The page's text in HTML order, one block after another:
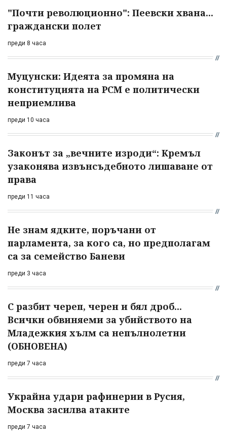
"Почти революционно": Пеевски хвана...
граждански полет
преди 8 часа
Муцунски: Идеята за промяна на
конституцията на РСМ е политически
неприемлива
преди 10 часа
Законът за „вечните изроди“: Кремъл
узаконява извънсъдебното лишаване от
права
преди 11 часа
Не знам ядките, поръчани от
парламента, за кого са, но предполагам
са за семейство Баневи
преди 3 часа
С разбит череп, черен и бял дроб...
Всички обвиняеми за убийството на
Младежкия хълм са непълнолетни
(ОБНОВЕНА)
преди 7 часа
Украйна удари рафинерии в Русия,
Москва засилва атаките
преди 7 часа